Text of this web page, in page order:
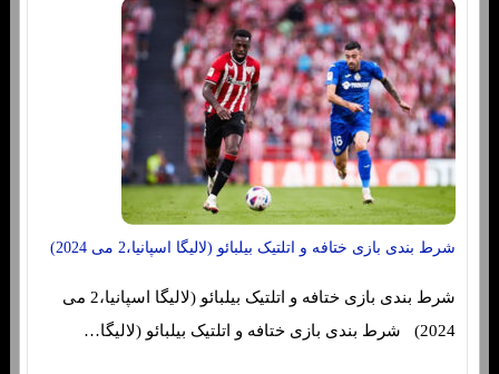
شرط بندی بازی ختافه و اتلتیک بیلبائو (لالیگا اسپانیا،2 می 2024)
شرط بندی بازی ختافه و اتلتیک بیلبائو (لالیگا اسپانیا،2 می
2024) شرط بندی بازی ختافه و اتلتیک بیلبائو (لالیگا…